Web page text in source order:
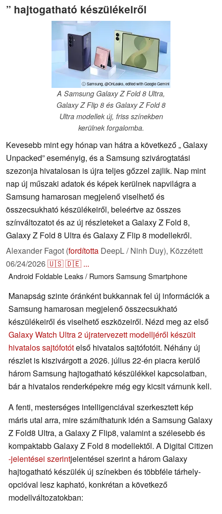
” hajtogatható készülékeiről
ⓘ Samsung, @OnLeaks, edited with Google Gemini
A Samsung Galaxy Z Fold 8 Ultra,
Galaxy Z Flip 8 és Galaxy Z Fold 8
Ultra modellek új, friss színekben
kerülnek forgalomba.
Kevesebb mint egy hónap van hátra a következő „ Galaxy
Unpacked” eseményig, és a Samsung szivárogtatási
szezonja hivatalosan is újra teljes gőzzel zajlik. Nap mint
nap új műszaki adatok és képek kerülnek napvilágra a
Samsung hamarosan megjelenő viselhető és
összecsukható készülékeiről, beleértve az összes
színváltozatot és az új részleteket a Galaxy Z Fold 8,
Galaxy Z Fold 8 Ultra és Galaxy Z Flip 8 modellekről.
Alexander Fagot (fordította DeepL / Ninh Duy), Közzétett
06/24/2026🇺🇸🇩🇪 ...
Android Foldable Leaks / RumorsSamsung Smartphone
Manapság szinte óránként bukkannak fel új információk a
Samsung hamarosan megjelenő összecsukható
készülékeiről és viselhető eszközeiről. Nézd meg az első
Galaxy Watch Ultra 2 újratervezett modelljéről készült
hivatalos sajtófotótelső hivatalos sajtófotóit. Néhány új
részlet is kiszivárgott a 2026. július 22-én piacra kerülő
három Samsung hajtogatható készülékkel kapcsolatban,
bár a hivatalos renderképekre még egy kicsit várnunk kell.
A fenti, mesterséges intelligenciával szerkesztett kép
máris utal arra, mire számíthatunk idén a Samsung Galaxy
Z Fold8 Ultra, a Galaxy Z Flip8, valamint a szélesebb és
kompaktabb Galaxy Z Fold 8 modellektől. A Digital Citizen
-jelentései szerintjelentései szerint a három Galaxy
hajtogatható készülék új színekben és többféle tárhely-
opcióval lesz kapható, konkrétan a következő
modellváltozatokban: